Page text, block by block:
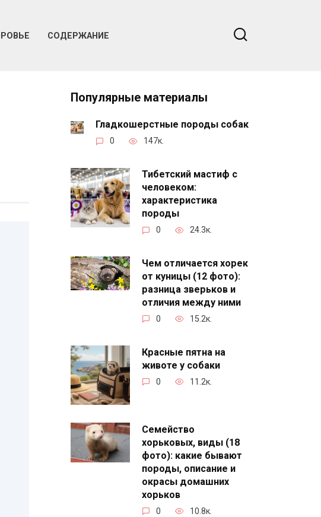
СОДЕРЖАНИЕ
Популярные материалы
Гладкошерстные породы собак
0 147к.
Тибетский мастиф с
человеком:
характеристика
породы
0 24.3к.
Чем отличается хорек
от куницы (12 фото):
разница зверьков и
отличия между ними
0 15.2к.
Красные пятна на
животе у собаки
0 11.2к.
Семейство
хорьковых, виды (18
фото): какие бывают
породы, описание и
окрасы домашних
хорьков
0 10.8к.